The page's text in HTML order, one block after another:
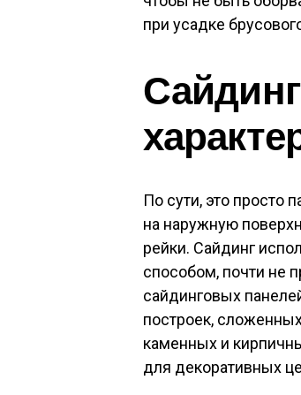
при усадке
По сути, это просто
на наружную
рейки. Сайдинг
способом, почти не
сайдинговых
построек,
каменных и
для декоративных